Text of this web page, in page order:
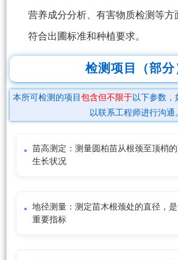
营养成分分析、有害物质检测等方
符合出圃标准和种植要求。
检测项目（部分
本所可检测的项目 包含但不限于以下参数
以联系工程师进行沟通
苗高测定：测量圆柏苗从根颈至顶梢
生长状况
地径测量：测定苗木根颈处的直径，
重要指标